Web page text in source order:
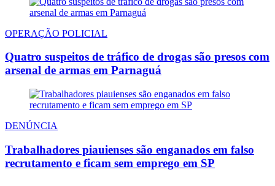
OPERAÇÃO POLICIAL
Quatro suspeitos de tráfico de drogas são presos com
arsenal de armas em Parnaguá
DENÚNCIA
Trabalhadores piauienses são enganados em falso
recrutamento e ficam sem emprego em SP